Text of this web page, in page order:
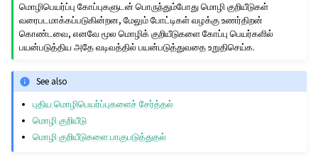
மொழிபெயர்ப்பு கோப்புகளுடன் பொருந்தும்போது மொழி குறியீடுகள்
வரைபடமாக்கப்படுகின்றன, மேலும் போட்டிகள் வழக்கு உணர்திறன்
கொண்டவை, எனவே மூல மொழிக் குறியீடுகளை கோப்பு பெயர்களில்
பயன்படுத்திய அதே வடிவத்தில் பயன்படுத்துவதை உறுதிசெய்க.
See also
புதிய மொழிபெயர்ப்புகளைச் சேர்த்தல்
மொழி குறியீடு
மொழி குறியீடுகளை பாகுபடுத்துதல்